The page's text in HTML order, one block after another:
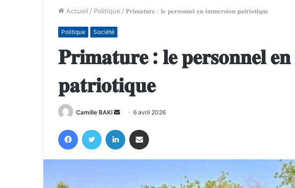
Accueil / Politique / 𝐏𝐫𝐢𝐦𝐚𝐭𝐮𝐫𝐞 : 𝐥𝐞 𝐩𝐞𝐫𝐬𝐨𝐧𝐧𝐞𝐥 𝐞𝐧 𝐢𝐦𝐦𝐞𝐫𝐬𝐢𝐨𝐧 𝐩𝐚𝐭𝐫𝐢𝐨𝐭𝐢𝐪𝐮𝐞
Politique Société
𝐏𝐫𝐢𝐦𝐚𝐭𝐮𝐫𝐞 : 𝐥𝐞 𝐩𝐞𝐫𝐬𝐨𝐧𝐧𝐞𝐥
𝐩𝐚𝐭𝐫𝐢𝐨𝐭𝐢𝐪𝐮𝐞
Camille BAKI
Envoyer
courriel
6 avril 2026
FacebookTwitter Linkedin